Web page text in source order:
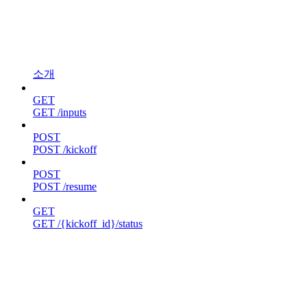
소개
GET
GET /inputs
POST
POST /kickoff
POST
POST /resume
GET
GET /{kickoff_id}/status